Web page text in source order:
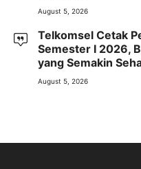
August 5, 2026
Telkomsel Cetak
Semester I 2026,
yang Semakin
August 5, 2026